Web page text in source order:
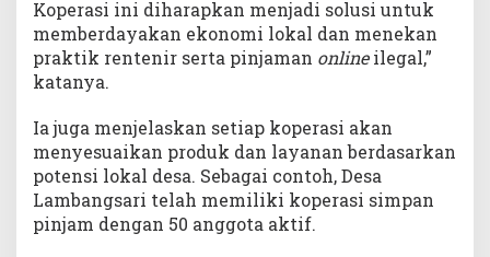
Koperasi ini diharapkan menjadi solusi untuk
memberdayakan ekonomi lokal dan menekan
praktik rentenir serta pinjaman onlineilegal,”
katanya.
Ia juga menjelaskan setiap koperasi akan
menyesuaikan produk dan layanan berdasarkan
potensi lokal desa. Sebagai contoh, Desa
Lambangsari telah memiliki koperasi simpan
pinjam dengan 50 anggota aktif.